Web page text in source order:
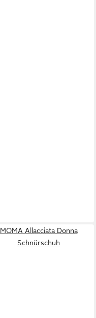
MOMA Allacciata Donna
Schnürschuh